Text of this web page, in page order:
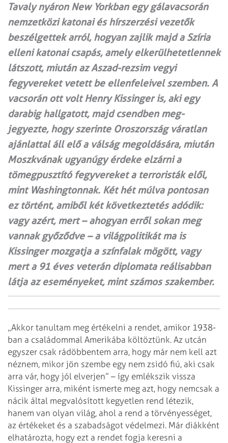
Tavaly nyáron New Yorkban egy gálavacsorán
nemzetközi katonai és hírszerzési vezetők
beszélgettek arról, hogyan zajlik majd a Szíria
elleni katonai csapás, amely elkerülhetetlennek
látszott, miután az Aszad-rezsim vegyi
fegyvereket vetett be ellenfeleivel szemben. A
vacsorán ott volt Henry Kissinger is, aki egy
darabig hallgatott, majd csendben meg-
jegyezte, hogy szerinte Oroszország váratlan
ajánlattal áll elő a válság megoldására, miután
Moszkvának ugyanúgy érdeke elzárni a
tömegpusztító fegyvereket a terroristák elől,
mint Washingtonnak. Két hét múlva pontosan
ez történt, amiből két következtetés adódik:
vagy azért, mert – ahogyan erről sokan meg
vannak győződve – a világpolitikát ma is
Kissinger mozgatja a színfalak mögött, vagy
mert a 91 éves veterán diplomata reálisabban
látja az eseményeket, mint számos szakember.
„Akkor tanultam meg értékelni a rendet, amikor 1938-
ban a családommal Amerikába költöztünk. Az utcán
egyszer csak rádöbbentem arra, hogy már nem kell azt
néznem, mikor jön szembe egy nem zsidó fiú, aki csak
arra vár, hogy jól elverjen” – így emlékszik vissza
Kissinger arra, miként ismerte meg azt, hogy nemcsak a
nácik által megvalósított kegyetlen rend létezik,
hanem van olyan világ, ahol a rend a törvényességet,
az értékeket és a szabadságot védelmezi. Már diákként
elhatározta, hogy ezt a rendet fogja keresni a